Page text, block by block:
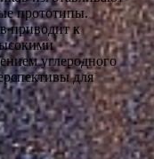
прототипы.
приводит к
углеродного
для